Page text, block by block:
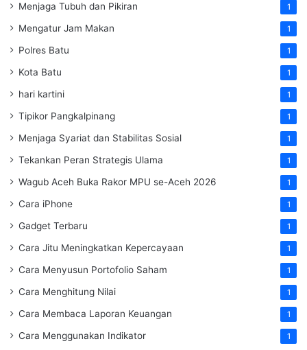
Menjaga Tubuh dan Pikiran 1
Mengatur Jam Makan 1
Polres Batu 1
Kota Batu 1
hari kartini 1
Tipikor Pangkalpinang 1
Menjaga Syariat dan Stabilitas Sosial 1
Tekankan Peran Strategis Ulama 1
Wagub Aceh Buka Rakor MPU se-Aceh 2026 1
Cara iPhone 1
Gadget Terbaru 1
Cara Jitu Meningkatkan Kepercayaan 1
Cara Menyusun Portofolio Saham 1
Cara Menghitung Nilai 1
Cara Membaca Laporan Keuangan 1
Cara Menggunakan Indikator 1